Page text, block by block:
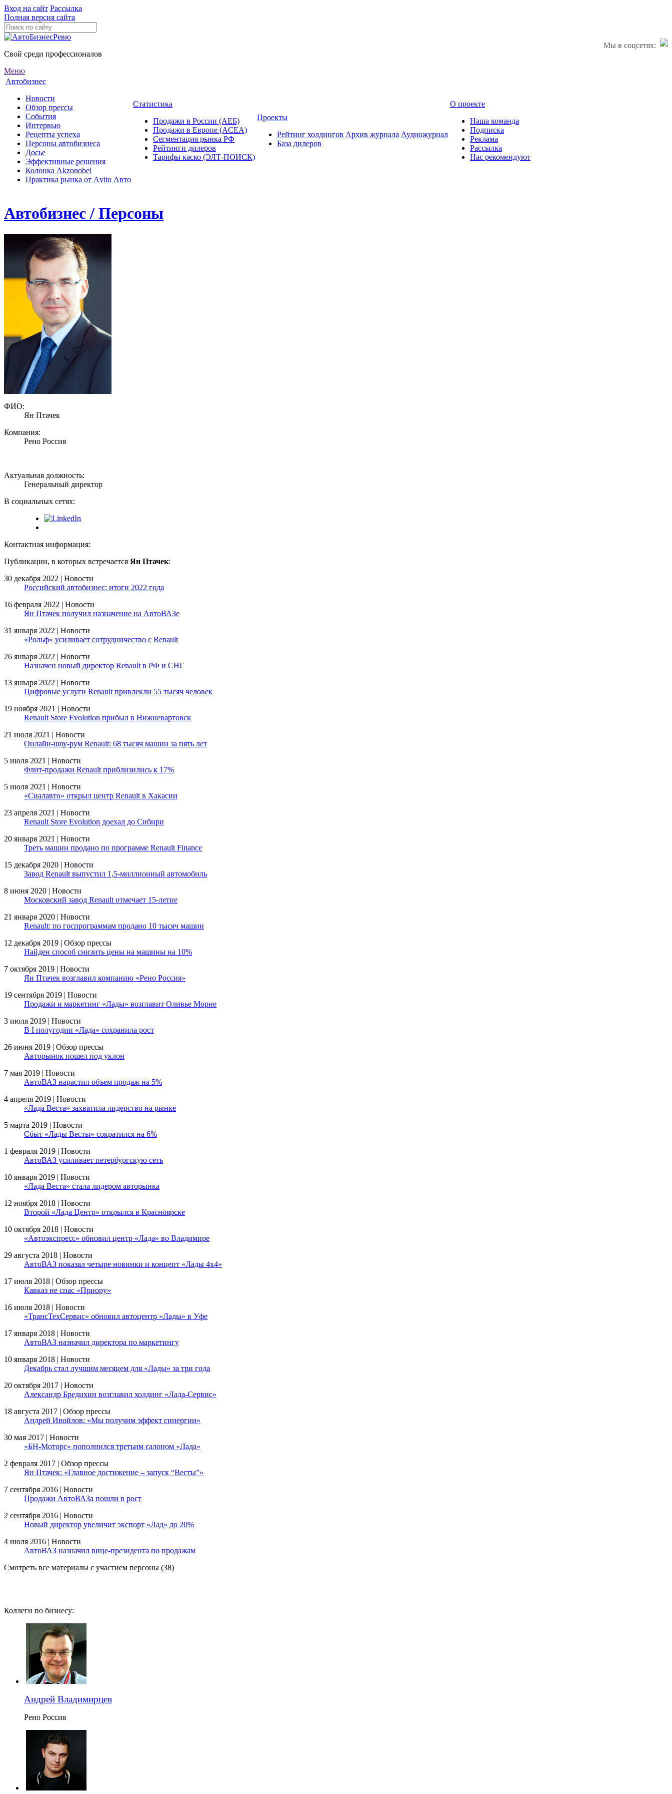
Вход на сайт Рассылка
Полная версия сайта
Мы в соцсетях:
Свой среди профессионалов
Меню
Автобизнес
Новости
Обзор прессы
События
Интервью
Рецепты успеха
Персоны автобизнеса
Досье
Эффективные решения
Колонка Akzonobel
Практика рынка от Аvito Авто
Статистика
Продажи в России (АЕБ)
Продажи в Европе (ACEA)
Сегментация рынка РФ
Рейтинги дилеров
Тарифы каско (ЭЛТ-ПОИСК)
Проекты
Рейтинг холдингов
База дилеров
Архив журнала Аудиожурнал
О проекте
Наша команда
Подписка
Реклама
Рассылка
Нас рекомендуют
Автобизнес / Персоны
ФИО:
Ян Птачек
Компания:
Рено Россия
Актуальная должность:
Генеральный директор
В социальных сетях:
Контактная информация:
Публикации, в которых встречается Ян Птачек:
30 декабря 2022 | Новости
Российский автобизнес: итоги 2022 года
16 февраля 2022 | Новости
Ян Птачек получил назначение на АвтоВАЗе
31 января 2022 | Новости
«Рольф» усиливает сотрудничество с Renault
26 января 2022 | Новости
Назначен новый директор Renault в РФ и СНГ
13 января 2022 | Новости
Цифровые услуги Renault привлекли 55 тысяч человек
19 ноября 2021 | Новости
Renault Store Evolution прибыл в Нижневартовск
21 июля 2021 | Новости
Онлайн-шоу-рум Renault: 68 тысяч машин за пять лет
5 июля 2021 | Новости
Флит-продажи Renault приблизились к 17%
5 июля 2021 | Новости
«Сиалавто» открыл центр Renault в Хакасии
23 апреля 2021 | Новости
Renault Store Evolution доехал до Сибири
20 января 2021 | Новости
Треть машин продано по программе Renault Finance
15 декабря 2020 | Новости
Завод Renault выпустил 1,5-миллионный автомобиль
8 июня 2020 | Новости
Московский завод Renault отмечает 15-летие
21 января 2020 | Новости
Renault: по госпрограммам продано 10 тысяч машин
12 декабря 2019 | Обзор прессы
Найден способ снизить цены на машины на 10%
7 октября 2019 | Новости
Ян Птачек возглавил компанию «Рено Россия»
19 сентября 2019 | Новости
Продажи и маркетинг «Лады» возглавит Оливье Морне
3 июля 2019 | Новости
В I полугодии «Лада» сохранила рост
26 июня 2019 | Обзор прессы
Авторынок пошел под уклон
7 мая 2019 | Новости
АвтоВАЗ нарастил объем продаж на 5%
4 апреля 2019 | Новости
«Лада Веста» захватила лидерство на рынке
5 марта 2019 | Новости
Сбыт «Лады Весты» сократился на 6%
1 февраля 2019 | Новости
АвтоВАЗ усиливает петербургскую сеть
10 января 2019 | Новости
«Лада Веста» стала лидером авторынка
12 ноября 2018 | Новости
Второй «Лада Центр» открылся в Красноярске
10 октября 2018 | Новости
«Автоэкспресс» обновил центр «Лада» во Владимире
29 августа 2018 | Новости
АвтоВАЗ показал четыре новинки и концепт «Лады 4х4»
17 июля 2018 | Обзор прессы
Кавказ не спас «Приору»
16 июля 2018 | Новости
«ТрансТехСервис» обновил автоцентр «Лады» в Уфе
17 января 2018 | Новости
АвтоВАЗ назначил директора по маркетингу
10 января 2018 | Новости
Декабрь стал лучшим месяцем для «Лады» за три года
20 октября 2017 | Новости
Александр Бредихин возглавил холдинг «Лада-Сервис»
18 августа 2017 | Обзор прессы
Андрей Ивойлов: «Мы получим эффект синергии»
30 мая 2017 | Новости
«БН-Моторс» пополнился третьим салоном «Лада»
2 февраля 2017 | Обзор прессы
Ян Птачек: «Главное достижение – запуск “Весты”»
7 сентября 2016 | Новости
Продажи АвтоВАЗа пошли в рост
2 сентября 2016 | Новости
Новый директор увеличит экспорт «Лад» до 20%
4 июля 2016 | Новости
АвтоВАЗ назначил вице-президента по продажам
Смотреть все материалы с участием персоны (38)
Коллеги по бизнесу:
Андрей Владимирцев
Рено Россия